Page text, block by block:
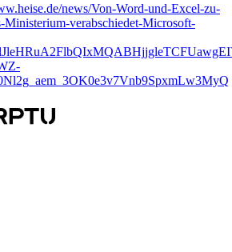
news/Von-Word-und-Excel-zu-
verabschiedet-Microsoft-